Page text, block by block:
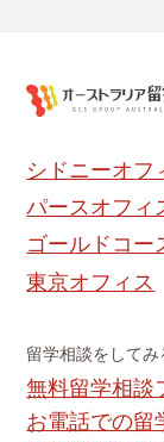
シドニーオフ
パースオフィ
ゴールドコー
東京オフィス
留学相談をしてみ
無料留学相談
お電話での留